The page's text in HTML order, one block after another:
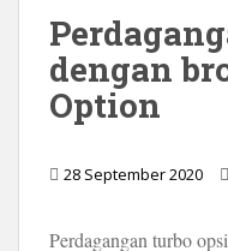
dengan
Option
28 September 2020
Perdagangan turbo